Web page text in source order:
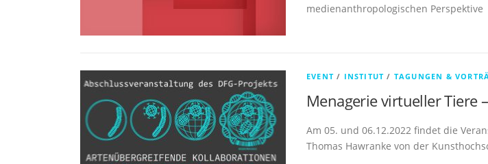
medienanthropologischen Perspektive
EVENT / INSTITUT / TAGUNGEN &
Menagerie virtueller Tiere
Am 05. und 06.12.2022 findet die
Thomas Hawranke von der